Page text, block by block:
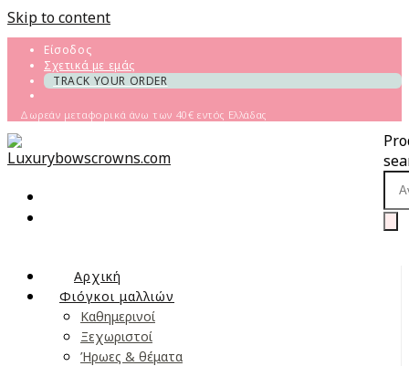
Skip to content
Είσοδος
Σχετικά με εμάς
TRACK YOUR ORDER
Δωρεάν μεταφορικά άνω των 40€ εντός Ελλάδας
Αρχική
Φιόγκοι μαλλιών
Καθημερινοί
Ξεχωριστοί
Ήρωες & θέματα